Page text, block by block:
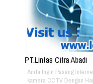
PT.Lintas Citra Abadi
Anda Ingin Pasang
kamera CCTV Dengan